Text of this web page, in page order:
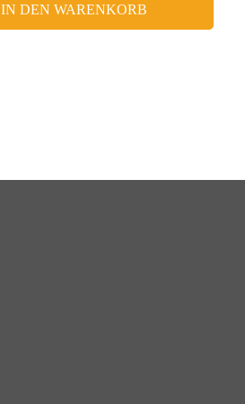
IN DEN WARENKORB